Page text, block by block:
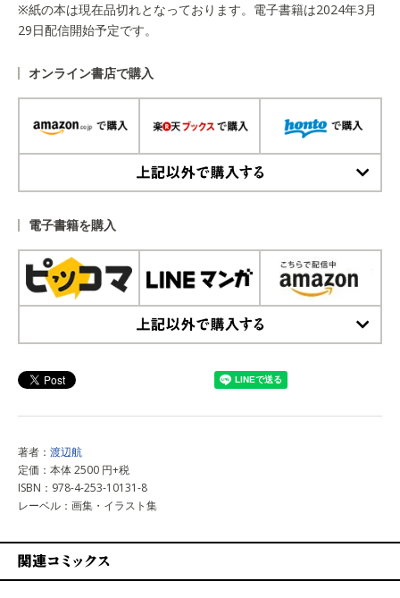
※紙の本は現在品切れとなっております。電子書籍は2024年3月
29日配信開始予定です。
オンライン書店で購入
電子書籍を購入
著者： 渡辺航
定価：本体 2500 円+税
ISBN：978-4-253-10131-8
レーベル：画集・イラスト集